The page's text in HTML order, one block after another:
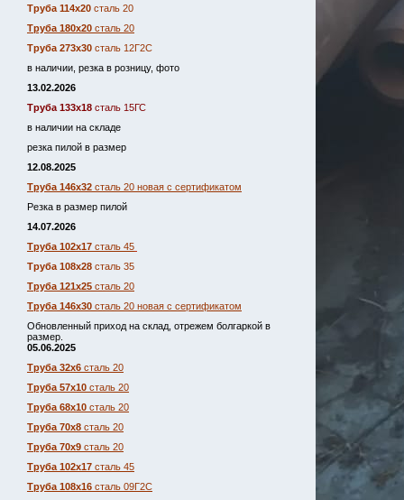
Труба 114х20 сталь 20
Труба 180х20 сталь 20
Труба 273х30 сталь 12Г2С
в наличии, резка в розницу, фото
13.02.2026
Труба 133х18 сталь 15ГС
в наличии на складе
резка пилой в размер
12.08.2025
Труба 146х32 сталь 20 новая с сертификатом
Резка в размер пилой
14.07.2026
Труба 102х17 сталь 45
Труба 108х28 сталь 35
Труба 121х25 сталь 20
Труба 146х30 сталь 20 новая с сертификатом
Обновленный приход на склад, отрежем болгаркой в
размер.
05.06.2025
Труба 32х6 сталь 20
Труба 57х10 сталь 20
Труба 68х10 сталь 20
Труба 70х8 сталь 20
Труба 70х9 сталь 20
Труба 102х17 сталь 45
Труба 108х16 сталь 09Г2С